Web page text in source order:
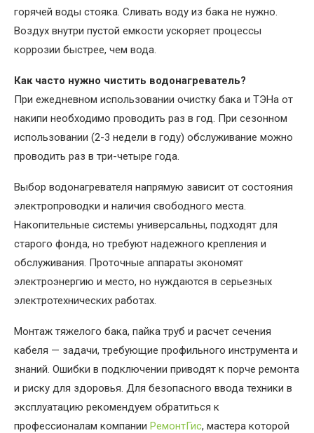
горячей воды стояка. Сливать воду из бака не нужно.
Воздух внутри пустой емкости ускоряет процессы
коррозии быстрее, чем вода.
Как часто нужно чистить водонагреватель?
При ежедневном использовании очистку бака и ТЭНа от
накипи необходимо проводить раз в год. При сезонном
использовании (2-3 недели в году) обслуживание можно
проводить раз в три-четыре года.
Выбор водонагревателя напрямую зависит от состояния
электропроводки и наличия свободного места.
Накопительные системы универсальны, подходят для
старого фонда, но требуют надежного крепления и
обслуживания. Проточные аппараты экономят
электроэнергию и место, но нуждаются в серьезных
электротехнических работах.
Монтаж тяжелого бака, пайка труб и расчет сечения
кабеля — задачи, требующие профильного инструмента и
знаний. Ошибки в подключении приводят к порче ремонта
и риску для здоровья. Для безопасного ввода техники в
эксплуатацию рекомендуем обратиться к
профессионалам компании РемонтГис, мастера которой